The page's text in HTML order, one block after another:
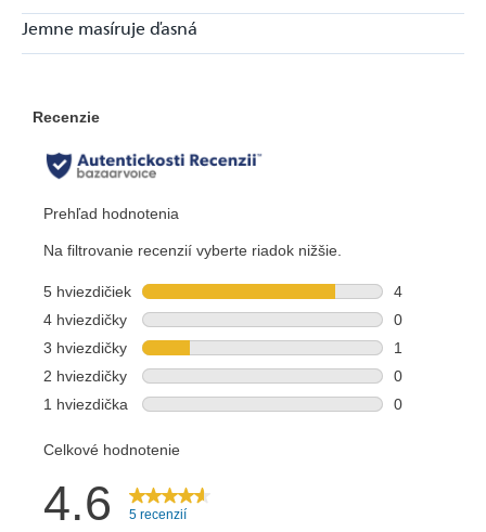
Jemne masíruje ďasná